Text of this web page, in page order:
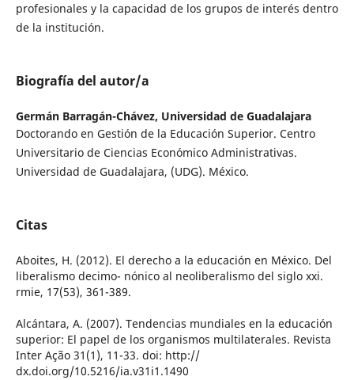
profesionales y la capacidad de los grupos de interés dentro
de la institución.
Biografía del autor/a
Germán Barragán-Chávez, Universidad de Guadalajara
Doctorando en Gestión de la Educación Superior. Centro
Universitario de Ciencias Económico Administrativas.
Universidad de Guadalajara, (UDG). México.
Citas
Aboites, H. (2012). El derecho a la educación en México. Del
liberalismo decimo- nónico al neoliberalismo del siglo xxi.
rmie, 17(53), 361-389.
Alcántara, A. (2007). Tendencias mundiales en la educación
superior: El papel de los organismos multilaterales. Revista
Inter Ação 31(1), 11-33. doi: http://
dx.doi.org/10.5216/ia.v31i1.1490